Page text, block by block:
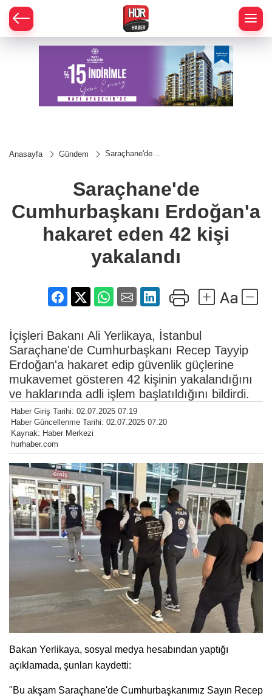
Anasayfa Gündem
Saraçhane'de
hakaret eden
42 kişi
yakalandı
Saraçhane'de
Cumhurbaşkanı Erdoğan'a
hakaret eden 42 kişi
yakalandı
İçişleri Bakanı Ali Yerlikaya, İstanbul
Saraçhane'de Cumhurbaşkanı Recep Tayyip
Erdoğan'a hakaret edip güvenlik güçlerine
mukavemet gösteren 42 kişinin yakalandığını
ve haklarında adli işlem başlatıldığını bildirdi.
Haber Giriş Tarihi: 02.07.2025 07:19
Haber Güncellenme Tarihi: 02.07.2025 07:20
Kaynak: Haber Merkezi
hurhaber.com
Bakan Yerlikaya, sosyal medya hesabından yaptığı
açıklamada, şunları kaydetti:
"Bu akşam Saraçhane'de Cumhurbaşkanımız Sayın Recep